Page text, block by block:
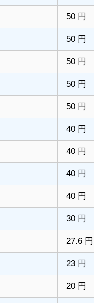
50 円
50 円
50 円
50 円
50 円
40 円
40 円
40 円
40 円
30 円
27.6 円
23 円
20 円